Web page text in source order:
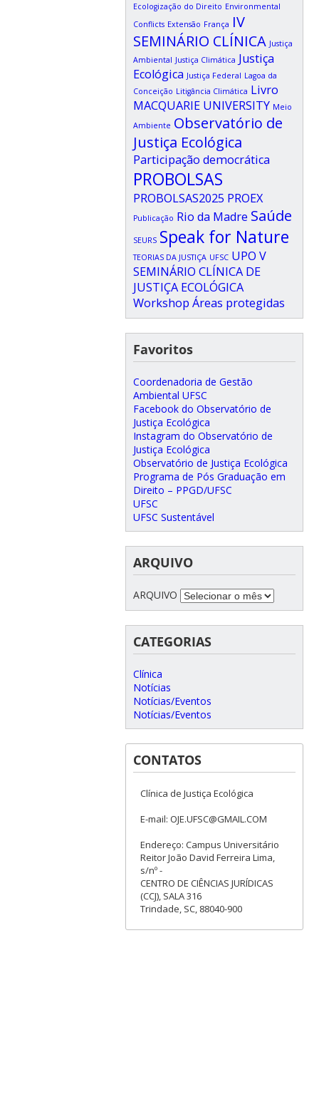
Ecologização do Direito Environmental
Conflicts Extensão França IV
SEMINÁRIO CLÍNICA Justiça
Ambiental Justiça Climática Justiça
Ecológica Justiça Federal Lagoa da
Conceição Litigância Climática Livro
MACQUARIE UNIVERSITY Meio
Ambiente Observatório de
Justiça Ecológica
Participação democrática
PROBOLSAS
PROBOLSAS2025 PROEX
Publicação Rio da Madre Saúde
SEURS Speak for Nature
TEORIAS DA JUSTIÇA UFSC UPO V
SEMINÁRIO CLÍNICA DE
JUSTIÇA ECOLÓGICA
Workshop Áreas protegidas
Favoritos
Coordenadoria de Gestão
Ambiental UFSC
Facebook do Observatório de
Justiça Ecológica
Instagram do Observatório de
Justiça Ecológica
Observatório de Justiça Ecológica
Programa de Pós Graduação em
Direito – PPGD/UFSC
UFSC
UFSC Sustentável
ARQUIVO
ARQUIVO
CATEGORIAS
Clínica
Notícias
Notícias/Eventos
Notícias/Eventos
CONTATOS
Clínica de Justiça Ecológica
E-mail: OJE.UFSC@GMAIL.COM
Endereço: Campus Universitário
Reitor João David Ferreira Lima,
s/nº -
CENTRO DE CIÊNCIAS JURÍDICAS
(CCJ), SALA 316
Trindade, SC, 88040-900